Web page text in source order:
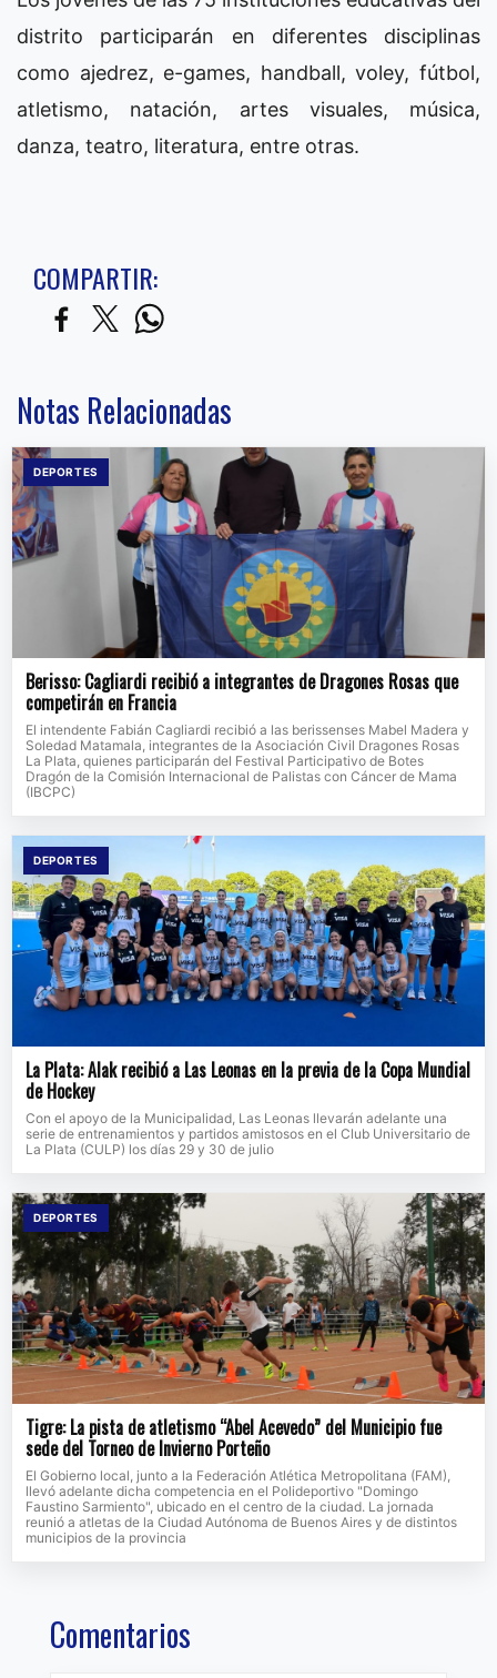
distrito participarán en diferentes disciplinas
como ajedrez, e-games, handball, voley, fútbol,
atletismo, natación, artes visuales, música,
danza, teatro, literatura, entre otras.
COMPARTIR:
Notas Relacionadas
DEPORTES
Berisso: Cagliardi recibió a integrantes de Dragones Rosas que
competirán en Francia
El intendente Fabián Cagliardi recibió a las berissenses Mabel Madera y
Soledad Matamala, integrantes de la Asociación Civil Dragones Rosas
La Plata, quienes participarán del Festival Participativo de Botes
Dragón de la Comisión Internacional de Palistas con Cáncer de Mama
(IBCPC)
DEPORTES
La Plata: Alak recibió a Las Leonas en la previa de la Copa Mundial
de Hockey
Con el apoyo de la Municipalidad, Las Leonas llevarán adelante una
serie de entrenamientos y partidos amistosos en el Club Universitario de
La Plata (CULP) los días 29 y 30 de julio
DEPORTES
Tigre: La pista de atletismo “Abel Acevedo” del Municipio fue
sede del Torneo de Invierno Porteño
El Gobierno local, junto a la Federación Atlética Metropolitana (FAM),
llevó adelante dicha competencia en el Polideportivo "Domingo
Faustino Sarmiento", ubicado en el centro de la ciudad. La jornada
reunió a atletas de la Ciudad Autónoma de Buenos Aires y de distintos
municipios de la provincia
Comentarios